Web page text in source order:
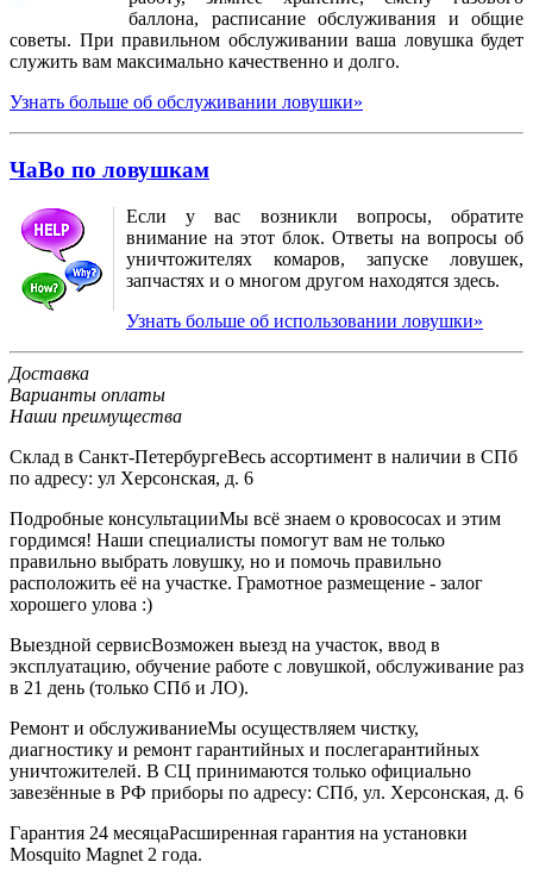
баллона, расписание обслуживания и общие
советы. При правильном обслуживании ваша ловушка будет
служить вам максимально качественно и долго.
Узнать больше об обслуживании ловушки»
ЧаВо по ловушкам
Если у вас возникли вопросы, обратите
внимание на этот блок. Ответы на вопросы об
уничтожителях комаров, запуске ловушек,
запчастях и о многом другом находятся здесь.
Узнать больше об использовании ловушки»
Доставка
Варианты оплаты
Наши преимущества
Склад в Санкт-ПетербургеВесь ассортимент в наличии в СПб
по адресу: ул Херсонская, д. 6
Подробные консультацииМы всё знаем о кровососах и этим
гордимся! Наши специалисты помогут вам не только
правильно выбрать ловушку, но и помочь правильно
расположить её на участке. Грамотное размещение - залог
хорошего улова :)
Выездной сервисВозможен выезд на участок, ввод в
эксплуатацию, обучение работе с ловушкой, обслуживание раз
в 21 день (только СПб и ЛО).
Ремонт и обслуживаниеМы осуществляем чистку,
диагностику и ремонт гарантийных и послегарантийных
уничтожителей. В СЦ принимаются только официально
завезённые в РФ приборы по адресу: СПб, ул. Херсонская, д. 6
Гарантия 24 месяцаРасширенная гарантия на установки
Mosquito Magnet 2 года.